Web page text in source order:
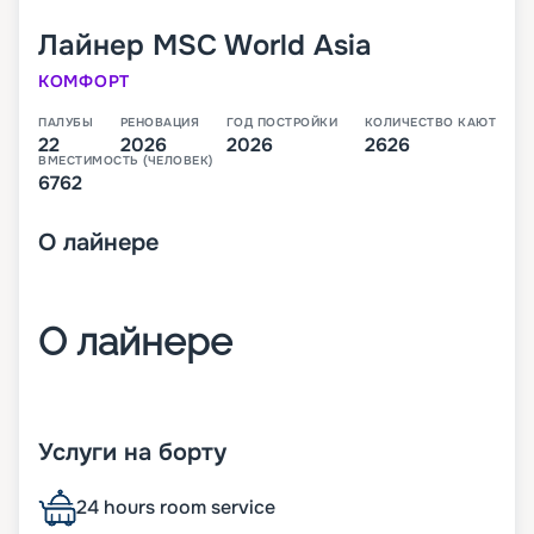
Лайнер MSC World Asia
КОМФОРТ
ПАЛУБЫ
22
РЕНОВАЦИЯ
2026
ГОД ПОСТРОЙКИ
2026
КОЛИЧЕСТВО КАЮТ
2626
ВМЕСТИМОСТЬ (ЧЕЛОВЕК)
6762
О лайнере
О лайнере
который будет спущен на воду в 2026 году. В
своем первом сезоне он будет выполнять круизы
по Средиземноморью.
На лайнере будет целые 22 палубы, с каютами,
Услуги на борту
24 hours room service